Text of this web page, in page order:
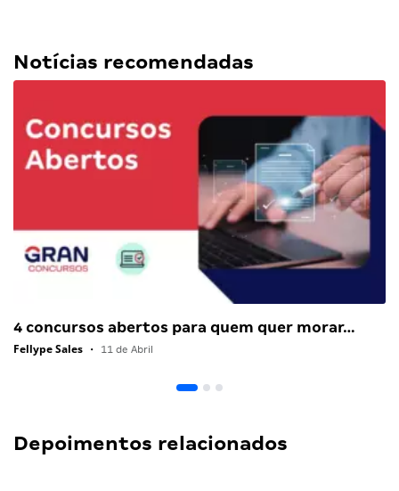
Notícias recomendadas
4 concursos abertos para quem quer morar…
Fellype Sales • 11 de Abril
Depoimentos relacionados